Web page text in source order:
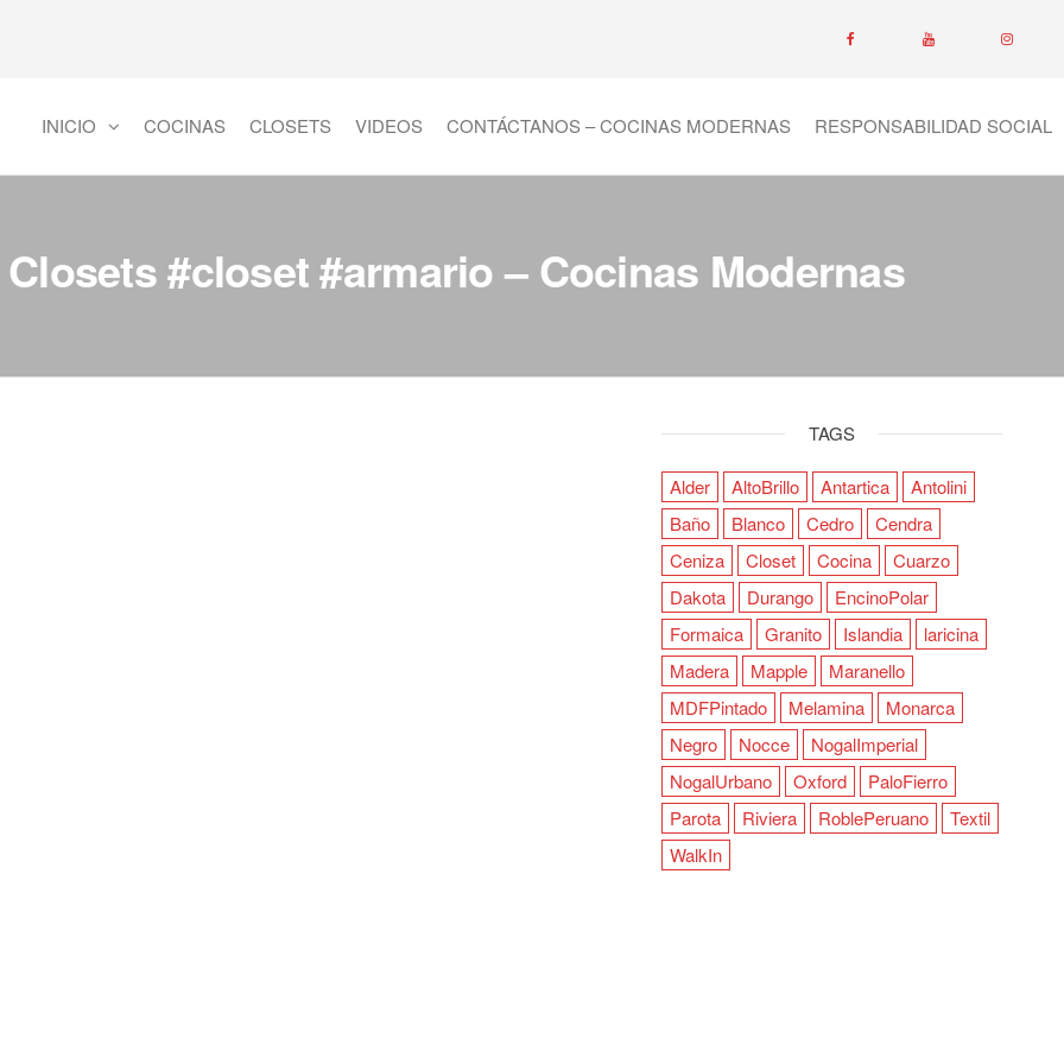
INICIO COCINAS CLOSETS VIDEOS CONTÁCTANOS – COCINAS MODERNAS RESPONSABILIDAD SOCIAL
#closet #armario – Cocinas Modernas
TAGS
Alder AltoBrillo Antartica
Antolini
Baño
Blanco Cedro
Cendra
Ceniza
Closet Cocina
Cuarzo
Dakota
Durango
EncinoPolar
Formaica
Granito Islandia
laricina
Madera
Mapple
Maranello
MDFPintado
Melamina
Monarca
Negro
Nocce
NogalImperial
NogalUrbano
Oxford
PaloFierro
Parota
Riviera RoblePeruano
Textil
WalkIn